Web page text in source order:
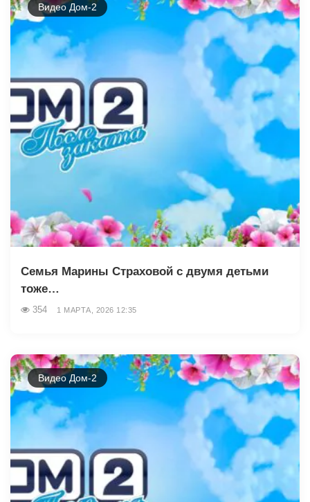
Видео Дом-2
Семья Марины Страховой с двумя детьми
тоже…
354 1 МАРТА, 2026 12:35
Видео Дом-2